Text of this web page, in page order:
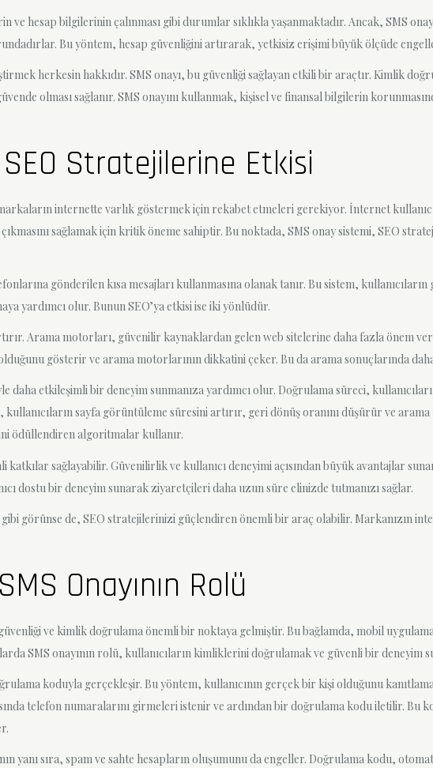
ve hesap bilgilerinin çalınması gibi durumlar sıklıkla yaşanmaktadır. Ancak, SMS
Bu yöntem, hesap güvenliğini artırarak, yetkisiz erişimi büyük ölçüde
herkesin hakkıdır. SMS onayı, bu güvenliği sağlayan etkili bir araçtır. Kimlik
olması sağlanır. SMS onayını kullanmak, kişisel ve finansal bilgilerin
Stratejilerine Etkisi
internette varlık göstermek için rekabet etmeleri gerekiyor. İnternet
sağlamak için kritik öneme sahiptir. Bu noktada, SMS onay sistemi, SEO
gönderilen kısa mesajları kullanmasına olanak tanır. Bu sistem,
yardımcı olur. Bunun SEO’ya etkisi ise iki yönlüdür.
Arama motorları, güvenilir kaynaklardan gelen web sitelerine daha fazla önem
gösterir ve arama motorlarının dikkatini çeker. Bu da arama sonuçlarında
etkileşimli bir deneyim sunmanıza yardımcı olur. Doğrulama süreci,
sayfa görüntüleme süresini artırır, geri dönüş oranını düşürür ve
ödüllendiren algoritmalar kullanır.
sağlayabilir. Güvenilirlik ve kullanıcı deneyimi açısından büyük avantajlar
dostu bir deneyim sunarak ziyaretçileri daha uzun süre elinizde tutmanızı sağlar.
görünse de, SEO stratejilerinizi güçlendiren önemli bir araç olabilir. Markanızın
Onayının Rolü
ve kimlik doğrulama önemli bir noktaya gelmiştir. Bu bağlamda, mobil
SMS onayının rolü, kullanıcıların kimliklerini doğrulamak ve güvenli bir deneyim
koduyla gerçekleşir. Bu yöntem, kullanıcının gerçek bir kişi olduğunu
telefon numaralarını girmeleri istenir ve ardından bir doğrulama kodu iletilir. Bu
yanı sıra, spam ve sahte hesapların oluşumunu da engeller. Doğrulama kodu,